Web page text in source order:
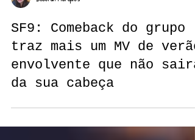
Déborah Marques
SF9: Comeback do grupo
traz mais um MV de verão
envolvente que não sairá